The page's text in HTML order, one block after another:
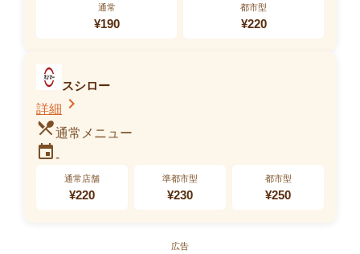
通常
¥190
都市型
¥220
かけうどん194kcal
スシロー
詳細 chevron_right
restaurant_menu通常メニュー
event-
通常店舗
¥220
準都市型
¥230
都市型
¥250
広告